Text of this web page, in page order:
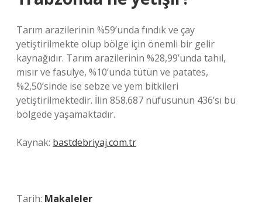
Tarım arazilerinin %59’unda fındık ve çay
yetiştirilmekte olup bölge için önemli bir gelir
kaynağıdır. Tarım arazilerinin %28,99’unda tahıl,
mısır ve fasulye, %10’unda tütün ve patates,
%2,50’sinde ise sebze ve yem bitkileri
yetiştirilmektedir. İlin 858.687 nüfusunun 436’sı bu
bölgede yaşamaktadır.
Kaynak: bastdebriyaj.com.tr
Tarih: Makaleler